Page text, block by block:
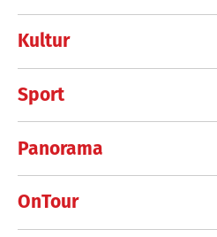
Kultur
Sport
Panorama
OnTour